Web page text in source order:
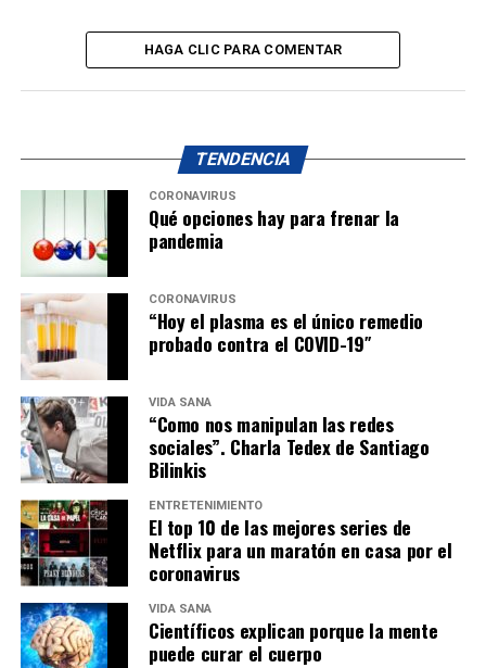
HAGA CLIC PARA COMENTAR
TENDENCIA
CORONAVIRUS
Qué opciones hay para frenar la
pandemia
CORONAVIRUS
“Hoy el plasma es el único remedio
probado contra el COVID-19″
VIDA SANA
“Como nos manipulan las redes
sociales”. Charla Tedex de Santiago
Bilinkis
ENTRETENIMIENTO
El top 10 de las mejores series de
Netflix para un maratón en casa por el
coronavirus
VIDA SANA
Científicos explican porque la mente
puede curar el cuerpo